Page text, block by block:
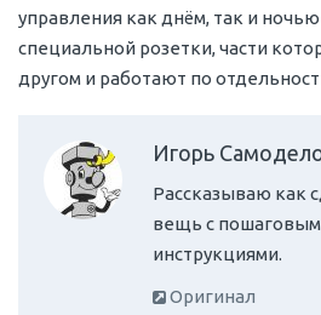
управления как днём, так и
специальной розетки, части
другом и работают по
Игорь
Рассказываю как
вещь с
инструкциями.
Оригинал